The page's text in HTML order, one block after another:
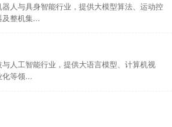
人与具身智能行业，提供大模型算法、运动控
整机集...
人工智能行业，提供大语言模型、计算机视
等领...